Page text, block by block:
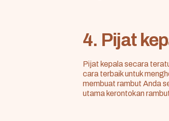
4. Pijat
Pijat kepala secara
cara terbaik untuk
membuat rambut Anda
utama kerontokan